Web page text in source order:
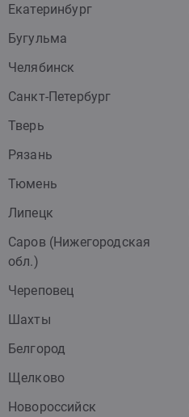
Екатеринбург
Бугульма
Челябинск
Санкт-Петербург
Тверь
Рязань
Тюмень
Липецк
Саров (Нижегородская
обл.)
Череповец
Шахты
Белгород
Щелково
Новороссийск